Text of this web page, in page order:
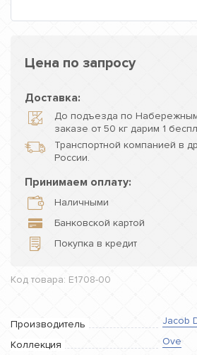
Цена по запросу
Доставка:
До подъезда по
заказе от 50 кг дарим 1
Транспортной компанией в
России.
Принимаем оплату:
Наличными
Банковской картой
Покупка в кредит
Код товара: E1708-00
Производитель
Jacob
Коллекция
Ove